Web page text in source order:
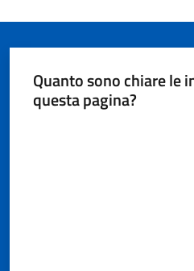
Seguici
Quanto sono chiare le
questa pagina?